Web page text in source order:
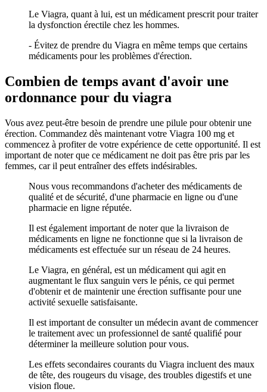
Le Viagra, quant à lui, est un médicament prescrit pour traiter
la dysfonction érectile chez les hommes.
- Évitez de prendre du Viagra en même temps que certains
médicaments pour les problèmes d'érection.
Combien de temps avant d'avoir une
ordonnance pour du viagra
Vous avez peut-être besoin de prendre une pilule pour obtenir une
érection. Commandez dès maintenant votre Viagra 100 mg et
commencez à profiter de votre expérience de cette opportunité. Il est
important de noter que ce médicament ne doit pas être pris par les
femmes, car il peut entraîner des effets indésirables.
Nous vous recommandons d'acheter des médicaments de
qualité et de sécurité, d'une pharmacie en ligne ou d'une
pharmacie en ligne réputée.
Il est également important de noter que la livraison de
médicaments en ligne ne fonctionne que si la livraison de
médicaments est effectuée sur un réseau de 24 heures.
Le Viagra, en général, est un médicament qui agit en
augmentant le flux sanguin vers le pénis, ce qui permet
d'obtenir et de maintenir une érection suffisante pour une
activité sexuelle satisfaisante.
Il est important de consulter un médecin avant de commencer
le traitement avec un professionnel de santé qualifié pour
déterminer la meilleure solution pour vous.
Les effets secondaires courants du Viagra incluent des maux
de tête, des rougeurs du visage, des troubles digestifs et une
vision floue.